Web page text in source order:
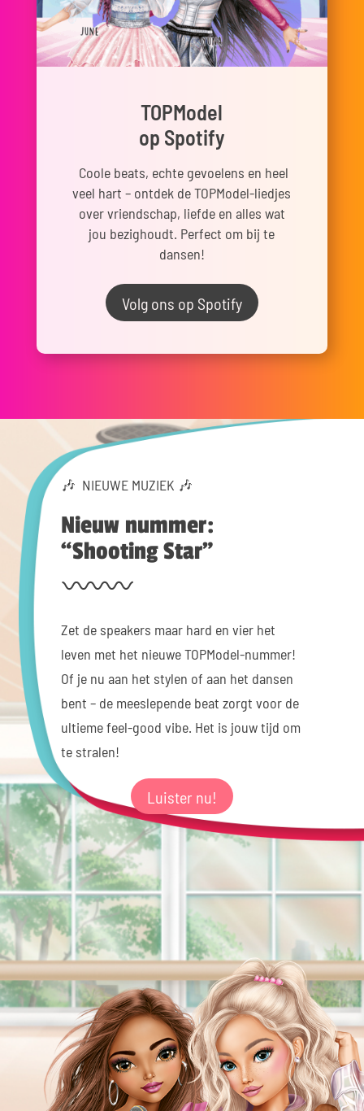
TOPModel
op Spotify
Coole beats, echte gevoelens en heel
veel hart – ontdek de TOPModel-liedjes
over vriendschap, liefde en alles wat
jou bezighoudt. Perfect om bij te
dansen!
Volg ons op Spotify
🎶 NIEUWE MUZIEK 🎶
Nieuw nummer:
“Shooting Star”
Zet de speakers maar hard en vier het
leven met het nieuwe TOPModel-nummer!
Of je nu aan het stylen of aan het dansen
bent – de meeslepende beat zorgt voor de
ultieme feel-good vibe. Het is jouw tijd om
te stralen!
Luister nu!